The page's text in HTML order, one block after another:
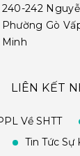
240-242
Phường Gò
Minh
LIÊN KẾT
Về SHTT
Tin Tức Sự